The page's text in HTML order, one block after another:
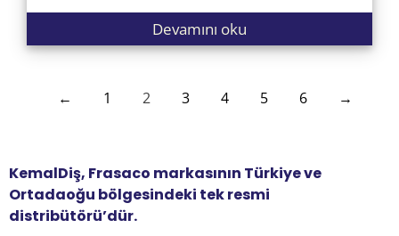
Devamını oku
← 1 2 3 4 5 6 →
KemalDiş, Frasaco markasının Türkiye ve
Ortadaoğu bölgesindeki tek resmi
distribütörü’dür.